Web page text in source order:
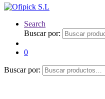
Search
Buscar por:
0
Buscar por: